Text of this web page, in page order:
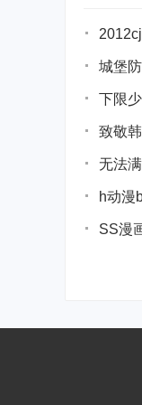
城堡
下限
致敬
无法
h动漫
SS漫